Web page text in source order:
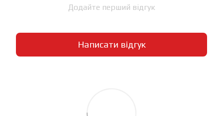
Додайте перший відгук
Написати відгук